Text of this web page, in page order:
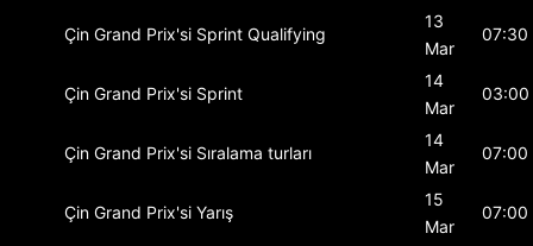
Çin Grand Prix'si Sprint Qualifying
13
Mar
07:30
Çin Grand Prix'si Sprint
14
Mar
03:00
Çin Grand Prix'si Sıralama turları
14
Mar
07:00
Çin Grand Prix'si Yarış
15
Mar
07:00